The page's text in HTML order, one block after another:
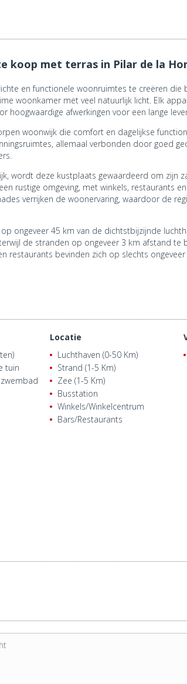
koop met terras in Pilar de la
en functionele woonruimtes te creëren
woonkamer met veel natuurlijk licht. Elk
hoogwaardige afwerkingen voor een lange
woonwijk die comfort en dagelijkse
allemaal verbonden door goed
wordt deze kustplaats gewaardeerd om
rustige omgeving, met winkels, restaurants
verrijken de woonervaring, waardoor de
op ongeveer 45 km van de dichtstbijzijnde
de stranden op ongeveer 3 km afstand
restaurants bevinden zich op slechts
tuin
Locatie
Luchthaven (0-50 Km)
Strand (1-5 Km)
Zee (1-5 Km)
Busstation
Winkels/Winkelcentrum
Bars/Restaurants